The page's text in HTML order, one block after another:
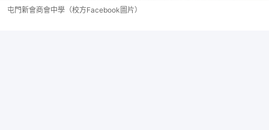
屯門新會商會中學（校方Facebook圖片）